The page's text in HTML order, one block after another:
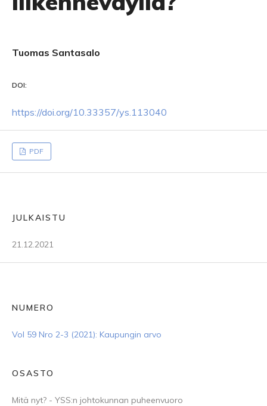
Tuomas Santasalo
DOI:
https://doi.org/10.33357/ys.113040
PDF
JULKAISTU
21.12.2021
NUMERO
Vol 59 Nro 2-3 (2021): Kaupungin arvo
OSASTO
Mitä nyt? - YSS:n johtokunnan puheenvuoro